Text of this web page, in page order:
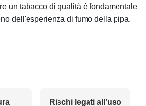
un tabacco di qualità è fondamentale
dell'esperienza di fumo della pipa.
Rischi legati all’uso